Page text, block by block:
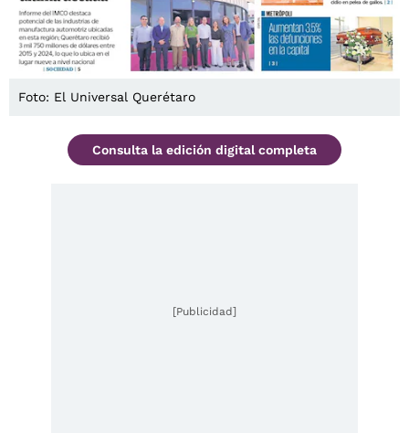
Foto: El Universal Querétaro
Consulta la edición digital completa
[Publicidad]